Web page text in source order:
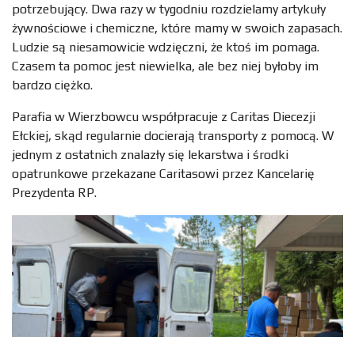
potrzebujący. Dwa razy w tygodniu rozdzielamy artykuły
żywnościowe i chemiczne, które mamy w swoich zapasach.
Ludzie są niesamowicie wdzięczni, że ktoś im pomaga.
Czasem ta pomoc jest niewielka, ale bez niej byłoby im
bardzo ciężko.
Parafia w Wierzbowcu współpracuje z Caritas Diecezji
Ełckiej, skąd regularnie docierają transporty z pomocą. W
jednym z ostatnich znalazły się lekarstwa i środki
opatrunkowe przekazane Caritasowi przez Kancelarię
Prezydenta RP.